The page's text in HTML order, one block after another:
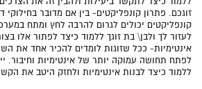
זוגכם. פתרון קונפליקטים- בין אם מדובר בחילוקי
קונפליקטים יכולים לגרום להרבה לחץ ומתח
לעזור לך ולבן\ בת זוגך ללמוד כיצד לפתור אלו
אינטימיות- ככל שזוגות לומדים להכיר אחד את
לפתח תחושה עמוקה יותר של אינטימיות וחיבור.
ללמוד כיצד לבנות אינטימיות ולחזק היטב את